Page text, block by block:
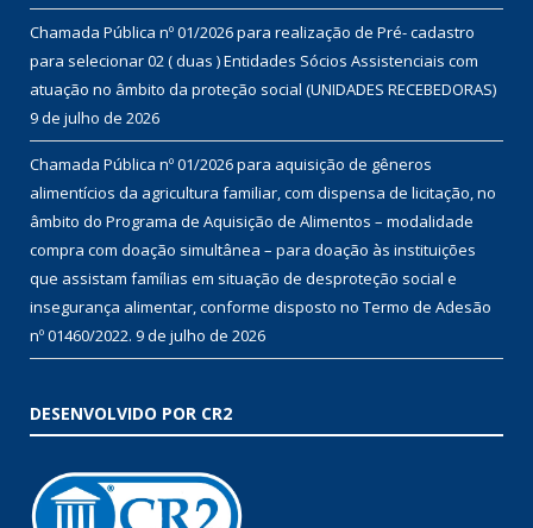
Chamada Pública nº 01/2026 para realização de Pré- cadastro
para selecionar 02 ( duas ) Entidades Sócios Assistenciais com
atuação no âmbito da proteção social (UNIDADES RECEBEDORAS)
9 de julho de 2026
Chamada Pública nº 01/2026 para aquisição de gêneros
alimentícios da agricultura familiar, com dispensa de licitação, no
âmbito do Programa de Aquisição de Alimentos – modalidade
compra com doação simultânea – para doação às instituições
que assistam famílias em situação de desproteção social e
insegurança alimentar, conforme disposto no Termo de Adesão
nº 01460/2022. 9 de julho de 2026
DESENVOLVIDO POR CR2